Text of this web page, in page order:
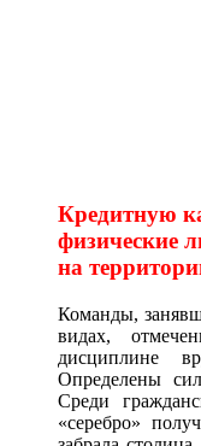
Кредитную
физические
на
Команды,
видах,
дисциплине
Определены
Среди
«серебро»